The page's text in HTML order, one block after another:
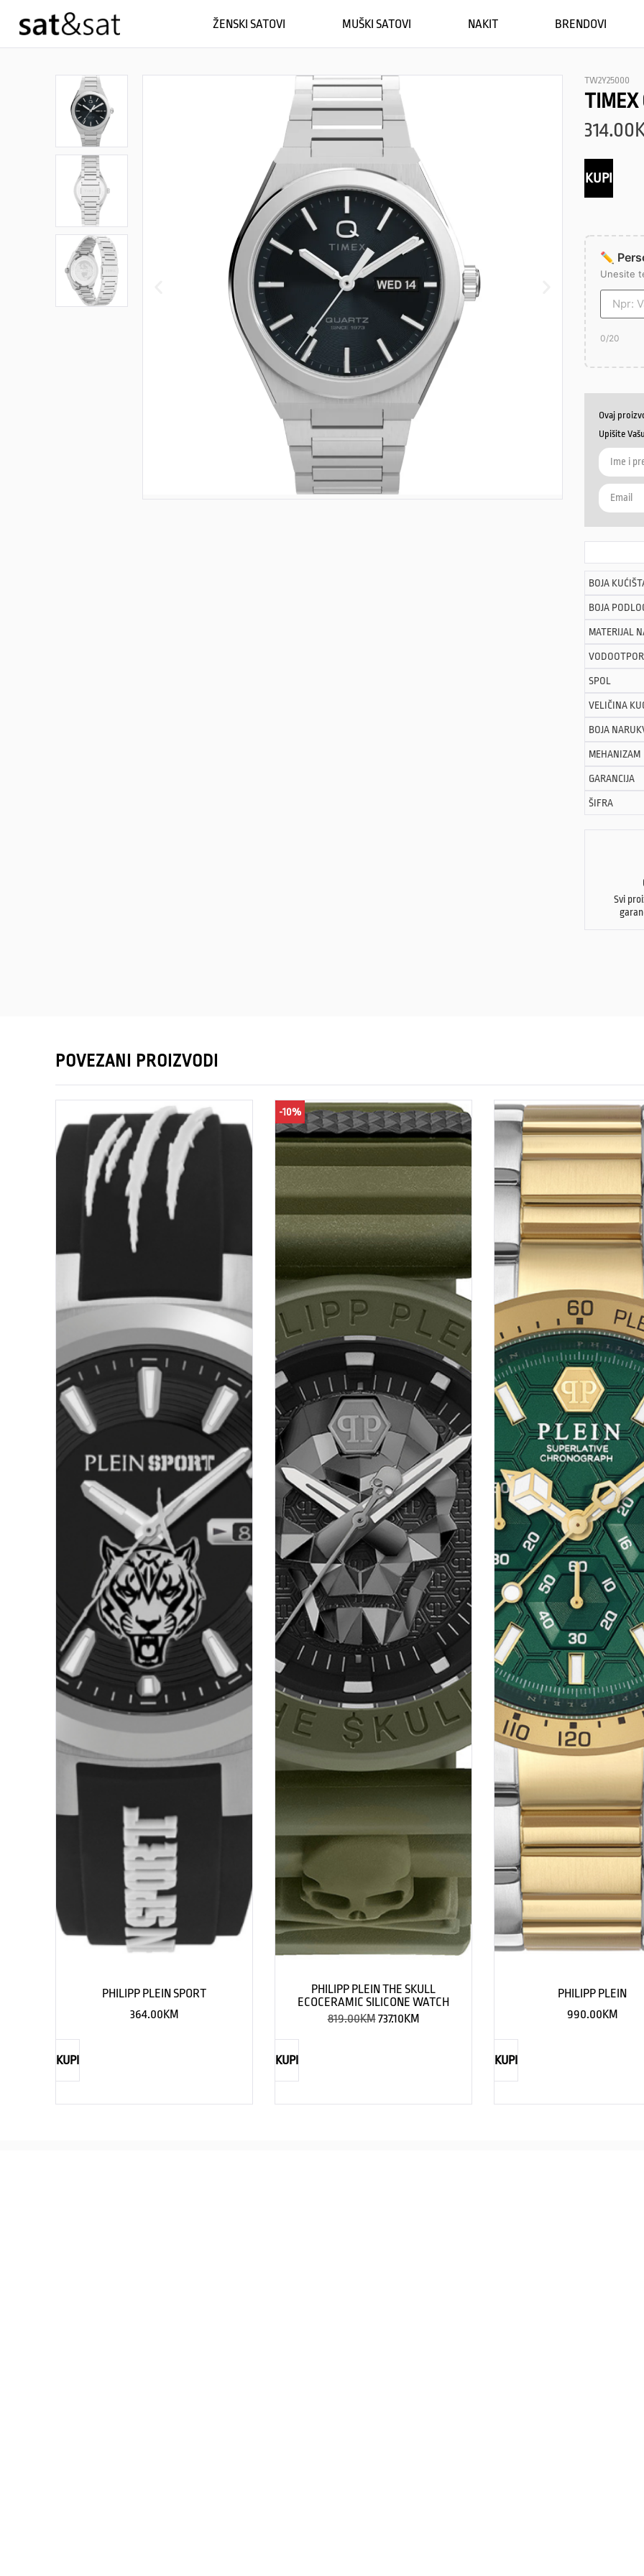
ŽENSKI SATOVI MUŠKI SATOVI NAKIT BRENDOVI
TW2Y25000
TIMEX
314.00
KUPI
✏️
Unesite
0/20
Ovaj
Upišite
BOJA
BOJA
MATERIJAL
SPOL
VELIČINA
BOJA
MEHANIZAM
GARANCIJA
ŠIFRA
Svi
POVEZANI PROIZVODI
PHILIPP PLEIN SPORT
364.00 KM
KUPI
-10%
PHILIPP PLEIN THE SKULL
ECOCERAMIC SILICONE WATCH
819.00KM737.10 KM
KUPI
PHILIPP PLEIN
990.00 KM
KUPI